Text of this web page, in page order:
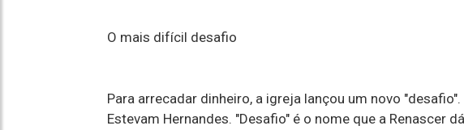
O mais difícil desafio
Para arrecadar dinheiro, a igreja lançou um novo
Estevam Hernandes. "Desafio" é o nome que a Renascer